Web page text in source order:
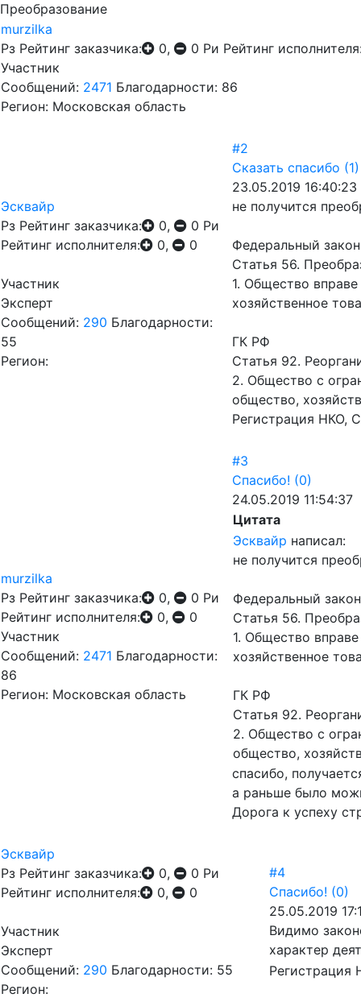
Преобразование
murzilka
Рз Рейтинг заказчика: 0, 0 Ри Рейтинг
Участник
Сообщений: 2471 Благодарности: 86
Регион: Московская область
Эсквайр
Рз Рейтинг заказчика: 0, 0 Ри
Рейтинг исполнителя:
0, 0
Участник
Эксперт
Сообщений: 290 Благодарности:
55
Регион:
#2
Сказать спасибо (1)
23.05.2019 16:40:23
не получится
Федеральный
Статья 56.
1. Общество
хозяйственное
ГК РФ
Статья 92.
2. Общество с
общество,
Регистрация НКО,
murzilka
Рз Рейтинг заказчика: 0, 0 Ри
Рейтинг исполнителя:
0,
0
Участник
Сообщений: 2471 Благодарности:
86
Регион: Московская область
#3
Спасибо! (0)
24.05.2019 11:54:37
Цитата
Эсквайр написал:
не получится
Федеральный
Статья 56.
1. Общество
хозяйственное
ГК РФ
Статья 92.
2. Общество с
общество,
спасибо,
а раньше было
Дорога к успеху
Эсквайр
Рз Рейтинг заказчика: 0, 0 Ри
Рейтинг исполнителя:
0, 0
Участник
Эксперт
Сообщений: 290 Благодарности: 55
Регион:
#4
Спасибо! (0)
25.05.2019
Видимо
характер
Регистрация